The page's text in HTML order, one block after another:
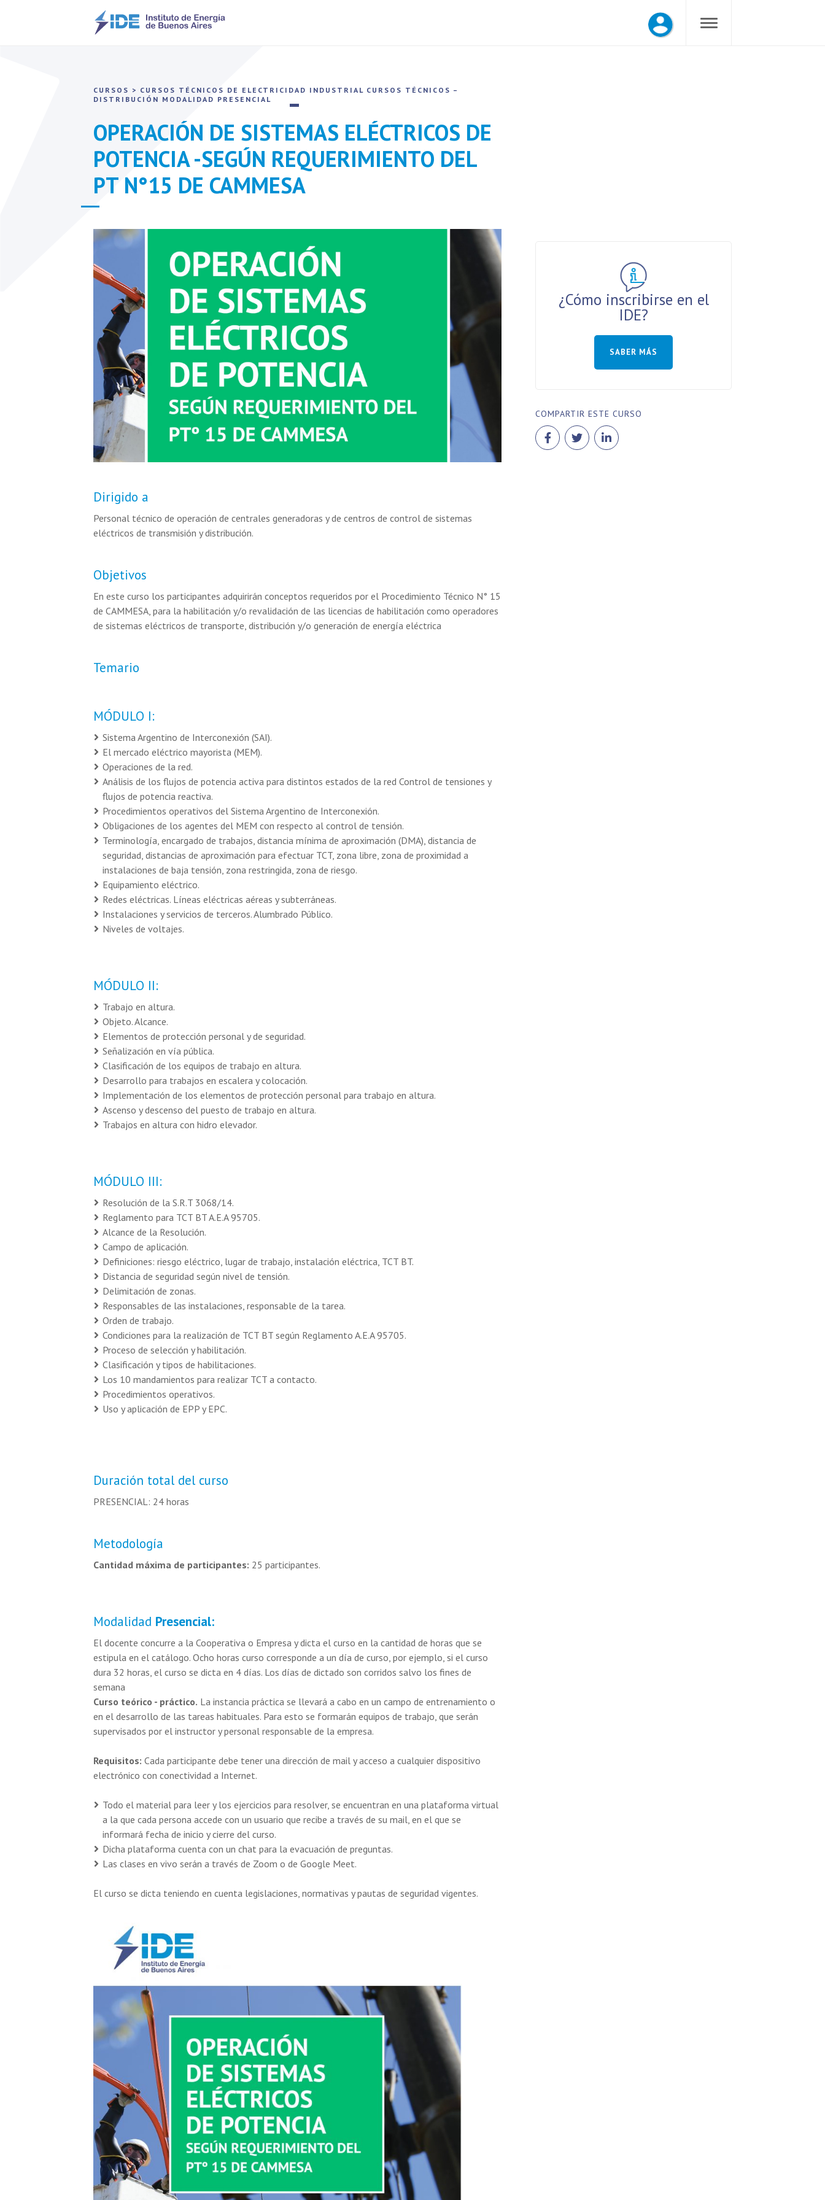
CURSOS > CURSOS TÉCNICOS DE ELECTRICIDAD INDUSTRIAL CURSOS TÉCNICOS –
DISTRIBUCIÓN MODALIDAD PRESENCIAL
OPERACIÓN DE SISTEMAS ELÉCTRICOS DE
POTENCIA -SEGÚN REQUERIMIENTO DEL
PT N°15 DE CAMMESA
Dirigido a
Personal técnico de operación de centrales generadoras y de centros de control de sistemas
eléctricos de transmisión y distribución.
Objetivos
En este curso los participantes adquirirán conceptos requeridos por el Procedimiento Técnico N° 15
de CAMMESA, para la habilitación y/o revalidación de las licencias de habilitación como operadores
de sistemas eléctricos de transporte, distribución y/o generación de energía eléctrica
Temario
MÓDULO I:
Sistema Argentino de Interconexión (SAI).
El mercado eléctrico mayorista (MEM).
Operaciones de la red.
Análisis de los flujos de potencia activa para distintos estados de la red Control de tensiones y
flujos de potencia reactiva.
Procedimientos operativos del Sistema Argentino de Interconexión.
Obligaciones de los agentes del MEM con respecto al control de tensión.
Terminología, encargado de trabajos, distancia mínima de aproximación (DMA), distancia de
seguridad, distancias de aproximación para efectuar TCT, zona libre, zona de proximidad a
instalaciones de baja tensión, zona restringida, zona de riesgo.
Equipamiento eléctrico.
Redes eléctricas. Líneas eléctricas aéreas y subterráneas.
Instalaciones y servicios de terceros. Alumbrado Público.
Niveles de voltajes.
MÓDULO II:
Trabajo en altura.
Objeto. Alcance.
Elementos de protección personal y de seguridad.
Señalización en vía pública.
Clasificación de los equipos de trabajo en altura.
Desarrollo para trabajos en escalera y colocación.
Implementación de los elementos de protección personal para trabajo en altura.
Ascenso y descenso del puesto de trabajo en altura.
Trabajos en altura con hidro elevador.
MÓDULO III:
Resolución de la S.R.T 3068/14.
Reglamento para TCT BT A.E.A 95705.
Alcance de la Resolución.
Campo de aplicación.
Definiciones: riesgo eléctrico, lugar de trabajo, instalación eléctrica, TCT BT.
Distancia de seguridad según nivel de tensión.
Delimitación de zonas.
Responsables de las instalaciones, responsable de la tarea.
Orden de trabajo.
Condiciones para la realización de TCT BT según Reglamento A.E.A 95705.
Proceso de selección y habilitación.
Clasificación y tipos de habilitaciones.
Los 10 mandamientos para realizar TCT a contacto.
Procedimientos operativos.
Uso y aplicación de EPP y EPC.
Duración total del curso
PRESENCIAL: 24 horas
Metodología
Cantidad máxima de participantes: 25 participantes.
Modalidad Presencial:
El docente concurre a la Cooperativa o Empresa y dicta el curso en la cantidad de horas que se
estipula en el catálogo. Ocho horas curso corresponde a un día de curso, por ejemplo, si el curso
dura 32 horas, el curso se dicta en 4 días. Los días de dictado son corridos salvo los fines de
semana
Curso teórico - práctico. La instancia práctica se llevará a cabo en un campo de entrenamiento o
en el desarrollo de las tareas habituales. Para esto se formarán equipos de trabajo, que serán
supervisados por el instructor y personal responsable de la empresa.
Requisitos: Cada participante debe tener una dirección de mail y acceso a cualquier dispositivo
electrónico con conectividad a Internet.
Todo el material para leer y los ejercicios para resolver, se encuentran en una plataforma virtual
a la que cada persona accede con un usuario que recibe a través de su mail, en el que se
informará fecha de inicio y cierre del curso.
Dicha plataforma cuenta con un chat para la evacuación de preguntas.
Las clases en vivo serán a través de Zoom o de Google Meet.
El curso se dicta teniendo en cuenta legislaciones, normativas y pautas de seguridad vigentes.
¿Cómo inscribirse en el
IDE?
SABER MÁS
COMPARTIR ESTE CURSO